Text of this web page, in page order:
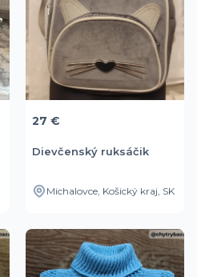
27 €
Dievčenský ruksáčik
Michalovce, Košický kraj, SK